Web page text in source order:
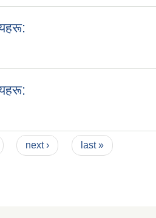
next › last »